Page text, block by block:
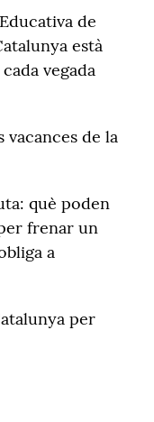
de
està
vegada
vacances de la
què poden
frenar un
a
per